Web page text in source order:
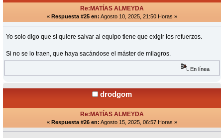
Re:MATÍAS ALMEYDA
« Respuesta #25 en: Agosto 10, 2025, 21:50 Horas »
Yo solo digo que si quiere salvar al equipo tiene que exigir los refuerzos.
Si no se lo traen, que haya sacándose el máster de milagros.
En línea
drodgom
Re:MATÍAS ALMEYDA
« Respuesta #26 en: Agosto 15, 2025, 06:57 Horas »